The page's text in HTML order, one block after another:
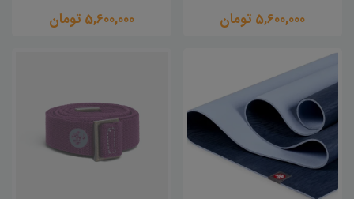
5,600,000 تومان 5,600,000 تومان